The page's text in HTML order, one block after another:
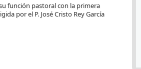
función pastoral con la primera
por el P. José Cristo Rey García